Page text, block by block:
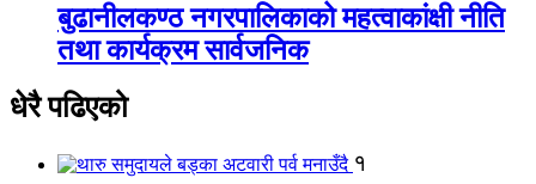
बुढानीलकण्ठ नगरपालिकाको महत्वाकांक्षी नीति
तथा कार्यक्रम सार्वजनिक
धेरै पढिएको
१